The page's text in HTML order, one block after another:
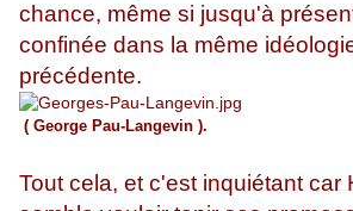
chance, même si jusqu'à
confinée dans la même
précédente.
( George Pau-Langevin ).
Tout cela, et c'est inquiétant car